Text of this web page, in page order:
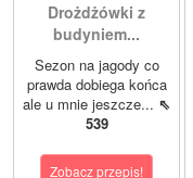
Drożdżówki z
budyniem...
Sezon na jagody co
prawda dobiega końca
ale u mnie jeszcze... ⇖
539
Zobacz przepis!